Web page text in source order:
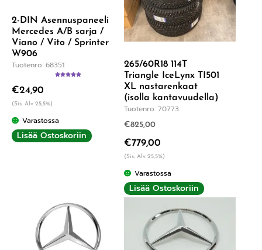
2-DIN Asennuspaneeli
Mercedes A/B sarja /
Viano / Vito / Sprinter
W906
Tuotenro: 68351
€24,90
(Sis. Alv 25,5%)
Varastossa
Lisää Ostoskoriin
265/60R18 114T
Triangle IceLynx TI501
XL nastarenkaat
(isolla kantavuudella)
Tuotenro: 70773
€825,00
€779,00
(Sis. Alv 25,5%)
Varastossa
Lisää Ostoskoriin